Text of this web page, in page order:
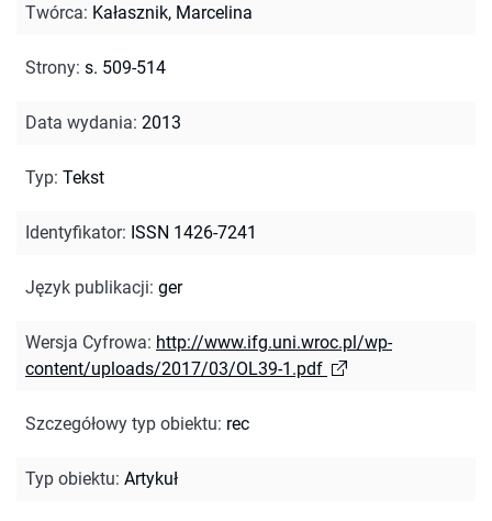
Twórca: Kałasznik, Marcelina
Strony: s. 509-514
Data wydania: 2013
Typ: Tekst
Identyfikator: ISSN 1426-7241
Język publikacji: ger
Wersja Cyfrowa: http://www.ifg.uni.wroc.pl/wp-
content/uploads/2017/03/OL39-1.pdf
Szczegółowy typ obiektu: rec
Typ obiektu: Artykuł